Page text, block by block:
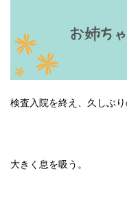
検査入院を終え、久しぶり
大きく息を吸う。